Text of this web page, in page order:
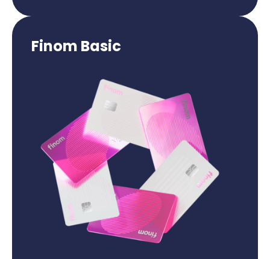
Finom Basic